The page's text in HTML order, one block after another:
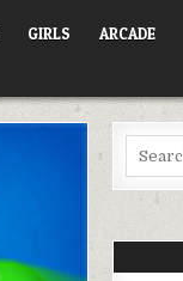
GIRLS ARCADE